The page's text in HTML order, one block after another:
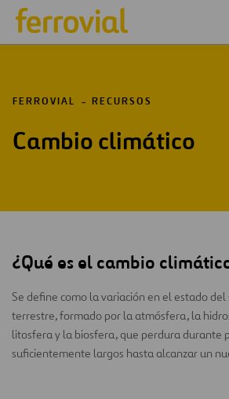
FERROVIAL RECURSOS
Cambio climático
¿Qué es el cambio
Se define​​ como la variación en el estado
terrestre, formado por la atmósfera, la
litosfera y la biosfera, que perdura durante
suficientemente largos hasta alcanzar un